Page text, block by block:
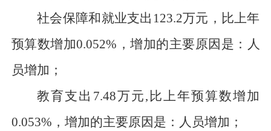
社会保障和就业支出 123.2万元 ，比上年
预算数增加0.052%，增加的主要原因是： 人
员增加；
教育支出 7.48万元, 比上年预算数增加
0.053%， 增加的主要原因是： 人员增加；